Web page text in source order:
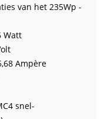
van het 235Wp -
Watt
Ampère
snel-